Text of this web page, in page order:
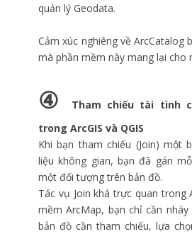
quản lý Geodata.
Cảm xúc nghiêng về ArcCatalog
mà phần mềm này mang lại cho
④
Tham chiếu tài tình
trong ArcGIS và QGIS
Khi bạn tham chiếu (Join) một
liệu không gian, bạn đã gán
một đối tượng trên bản đồ.
Tác vụ Join khá trực quan trong
mềm ArcMap, bạn chỉ cần
bản đồ cần tham chiếu, lựa